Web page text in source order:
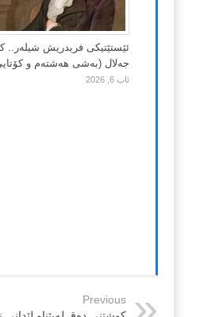
ئێستێتیکی فریدریش شیلەر..
جەلال (بەشی هەشتەم و
ئاب 6, 2026
Previous